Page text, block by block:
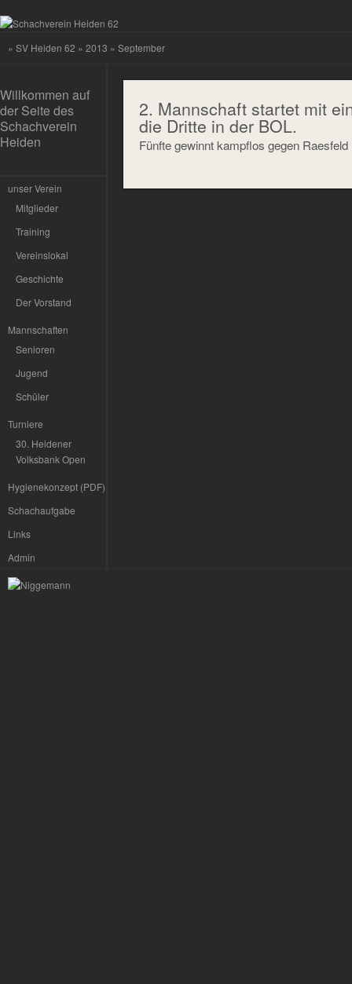
» SV Heiden 62 » 2013 » September
Willkommen auf
der Seite des
Schachverein
Heiden
unser Verein
Mitglieder
Training
Vereinslokal
Geschichte
Der Vorstand
Mannschaften
Senioren
Jugend
Schüler
Turniere
30. Heidener
Volksbank Open
Hygienekonzept (PDF)
Schachaufgabe
Links
Admin
2. Mannschaft startet mit
die Dritte in der BOL.
Fünfte gewinnt kampflos gegen